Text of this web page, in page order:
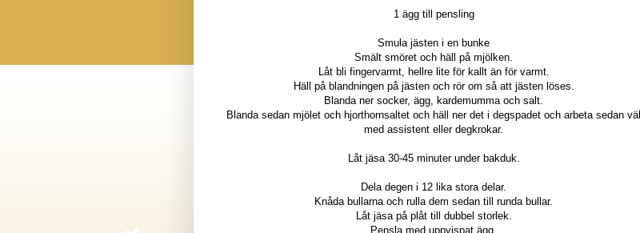
1 ägg till pensling
Smula jästen i en bunke
Smält smöret och häll på mjölken.
Låt bli fingervarmt, hellre lite för kallt än för varmt.
Häll på blandningen på jästen och rör om så att jästen löses.
Blanda ner socker, ägg, kardemumma och salt.
Blanda sedan mjölet och hjorthornsaltet och häll ner det i degspadet och arbeta sedan väl
med assistent eller degkrokar.
Låt jäsa 30-45 minuter under bakduk.
Dela degen i 12 lika stora delar.
Knåda bullarna och rulla dem sedan till runda bullar.
Låt jäsa på plåt till dubbel storlek.
Pensla med uppvispat ägg.